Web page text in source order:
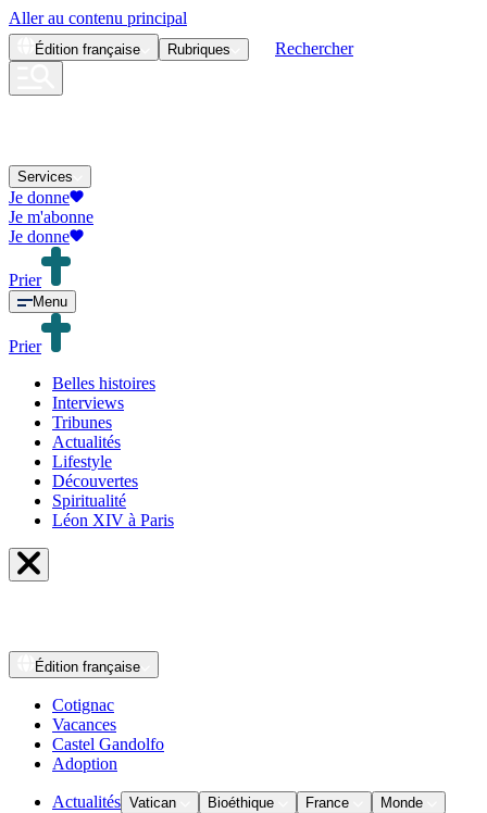
Aller au contenu principal
Édition française Rubriques Rechercher
Services
Je donne
Je m'abonne
Je donne
Prier
Menu
Prier
Belles histoires
Interviews
Tribunes
Actualités
Lifestyle
Découvertes
Spiritualité
Léon XIV à Paris
Édition française
Cotignac
Vacances
Castel Gandolfo
Adoption
Actualités Vatican Bioéthique France
Monde